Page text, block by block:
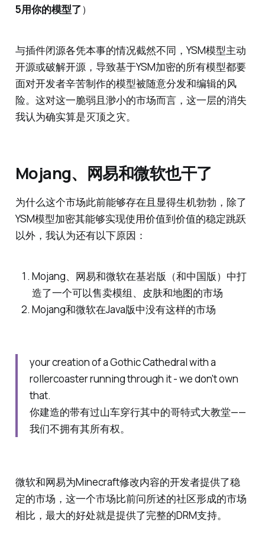
5用你的模型了）
与插件闭源各凭本事的情况截然不同，YSM模型主动
开源或破解开源，导致基于YSM加密的所有模型都要
面对开发者辛苦制作的模型被随意分发和编辑的风
险。这对这一脆弱且渺小的市场而言，这一层的消失
我认为确实算是灭顶之灾。
Mojang、网易和微软也干了
为什么这个市场此前能够存在且显得生机勃勃，除了
YSM模型加密其能够实现使用价值到价值的稳定跳跃
以外，我认为还有以下原因：
Mojang、网易和微软在基岩版（和中国版）中打
造了一个可以售卖模组、皮肤和地图的市场
Mojang和微软在Java版中没有这样的市场
your creation of a Gothic Cathedral with a
rollercoaster running through it - we don't own
that.
你建造的带有过山车穿行其中的哥特式大教堂——
我们不拥有其所有权。
微软和网易为Minecraft修改内容的开发者提供了稳
定的市场，这一个市场比前问所述的社区形成的市场
相比，最大的好处就是提供了完整的DRM支持。